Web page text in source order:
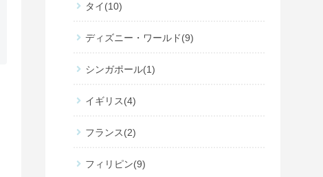
タイ 10
ディズニー・ワールド 9
シンガポール 1
イギリス 4
フランス 2
フィリピン 9